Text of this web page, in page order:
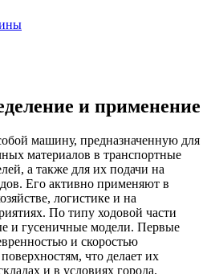
и применение
машину, предназначенную для
материалов в транспортные
а также для их подачи на
Его активно применяют в
логистике и на
По типу ходовой части
и гусеничные модели. Первые
и скоростью
что делает их
и в условиях города.